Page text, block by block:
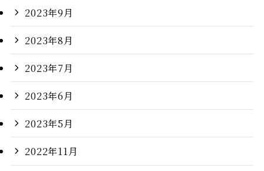
2023年9月
2023年8月
2023年7月
2023年6月
2023年5月
2022年11月